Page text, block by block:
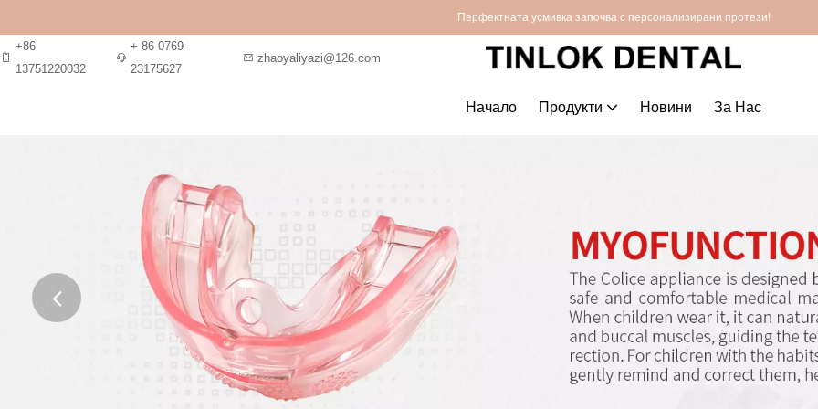
Перфектната усмивка започва с персонализирани протези!
+86
13751220032
+ 86 0769-
23175627
zhaoyaliyazi@126.com
Начало Продукти Новини За Нас